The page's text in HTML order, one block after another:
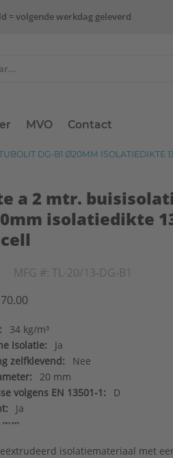
= volgende werkdag geleverd
MVO Contact
DG-B1 Ø20MM ISOLATIEDIKTE
a 2 mtr.
isolatiedikte
MFG #: TL-20/13-DG-B1
34 kg/m³
isolatie:
Ja
zelfklevend:
Nee
20 mm
volgens EN 13501-1:
D
Ja
mm
isolatiemateriaal met